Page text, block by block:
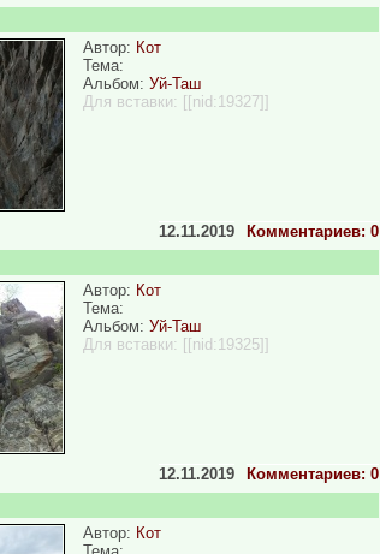
Автор: Кот
Тема:
Альбом: Уй-Таш
Для вставки: [[nid:19327]]
Комментариев: 0
12.11.2019
Автор: Кот
Тема:
Альбом: Уй-Таш
Для вставки: [[nid:19325]]
Комментариев: 0
12.11.2019
Автор: Кот